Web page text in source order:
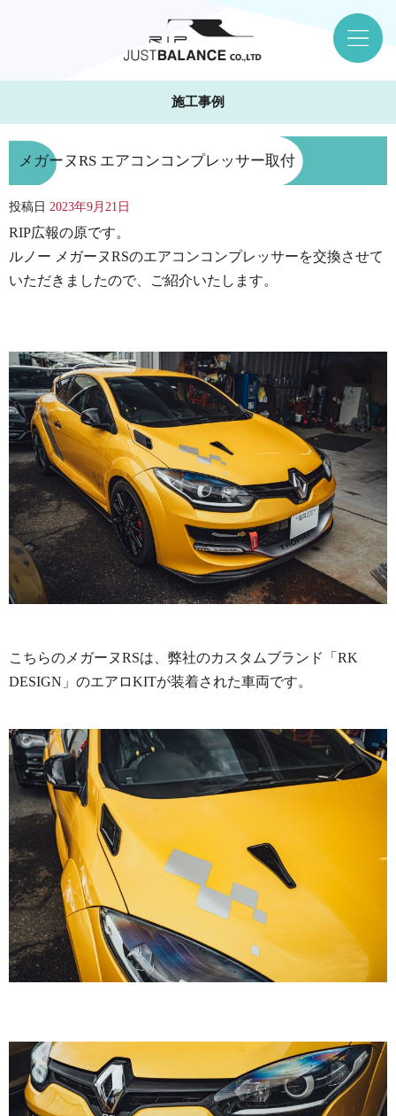
施工事例
メガーヌRS エアコンコンプレッサー取付
投稿日 2023年9月21日
RIP広報の原です。
ルノー メガーヌRSのエアコンコンプレッサーを交換させて
いただきましたので、ご紹介いたします。
こちらのメガーヌRSは、弊社のカスタムブランド「RK
DESIGN」のエアロKITが装着された車両です。